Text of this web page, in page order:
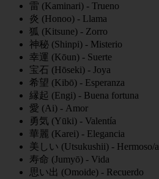
雷 (Kaminari) - Trueno
炎 (Honoo) - Llama
狐 (Kitsune) - Zorro
神秘 (Shinpi) - Misterio
幸運 (Kōun) - Suerte
宝石 (Hōseki) - Joya
希望 (Kibō) - Esperanza
縁起 (Engi) - Buena fortuna
愛 (Ai) - Amor
勇気 (Yūki) - Valentía
華麗 (Karei) - Elegancia
美しい (Utsukushii) - Hermoso/a
寿命 (Jumyō) - Vida
思い出 (Omoide) - Recuerdo